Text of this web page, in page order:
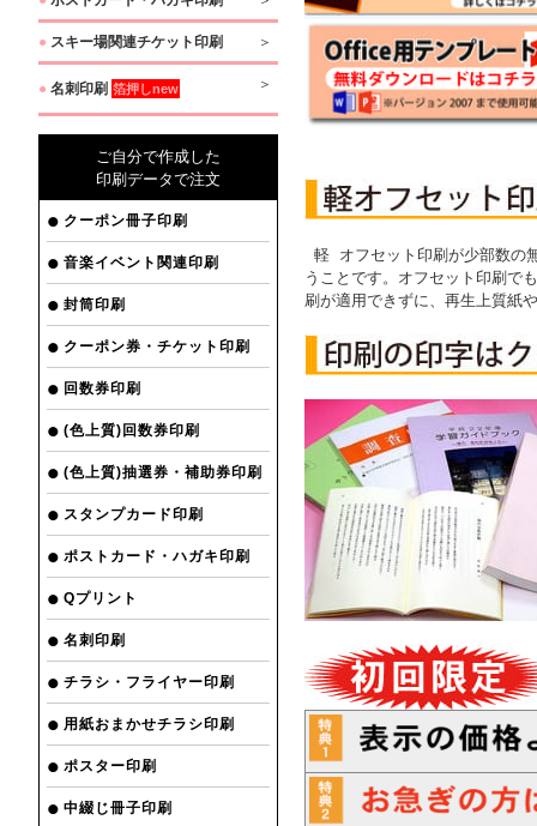
● スキー場関連チケット印刷
● 名刺印刷 箔押しnew
ご自分で作成した
印刷データで注文
クーポン冊子印刷
音楽イベント関連印刷
封筒印刷
クーポン券・チケット印刷
回数券印刷
(色上質)回数券印刷
(色上質)抽選券・補助券印刷
スタンプカード印刷
ポストカード・ハガキ印刷
Qプリント
名刺印刷
チラシ・フライヤー印刷
用紙おまかせチラシ印刷
ポスター印刷
中綴じ冊子印刷
軽 オフセット印刷が少部数の
うことです。オフセット印刷で
刷が適用できずに、再生上質紙